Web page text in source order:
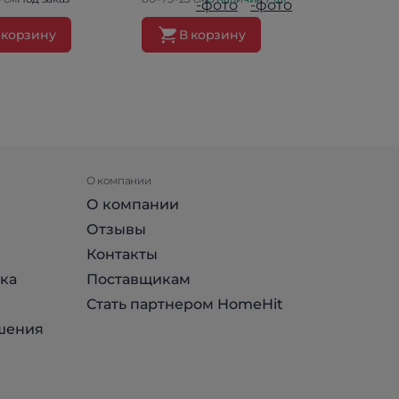
В корзину
О компании
О компании
Отзывы
Контакты
Поставщикам
Стать партнером HomeHit